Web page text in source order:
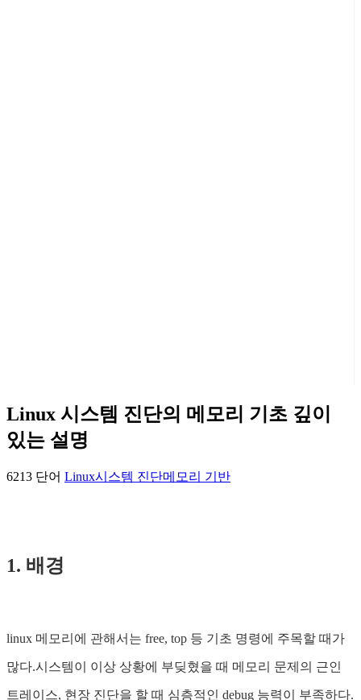
Linux 시스템 진단의 메모리 기초 깊이
있는 설명
6213 단어 Linux시스템 진단메모리 기반
1. 배경
linux 메모리에 관해서는 free, top 등 기초 명령에 주목할 때가
많다.시스템이 이상 상황에 부딪혔을 때 메모리 문제의 근인
트레이스, 현장 진단을 할 때 심층적인 debug 능력이 부족하다.